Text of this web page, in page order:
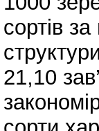
сортів
21,10